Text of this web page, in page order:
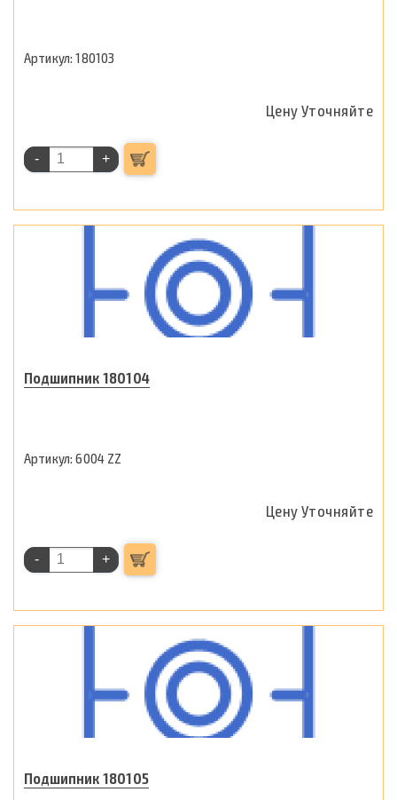
180103
Цену Уточняйте
- +
Подшипник 180104
6004 ZZ
Цену Уточняйте
- +
Подшипник 180105